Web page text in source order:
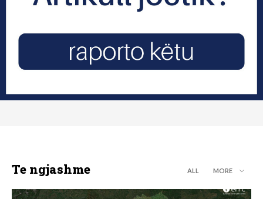
Te ngjashme ALL MORE